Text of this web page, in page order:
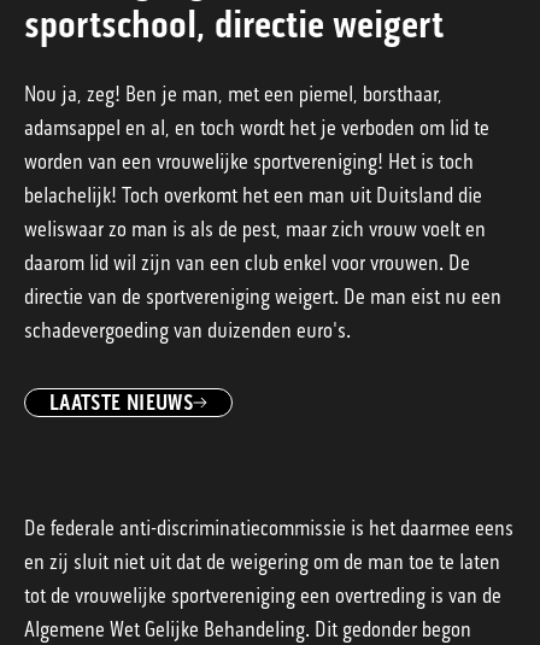
sportschool, directie weigert
Nou ja, zeg! Ben je man, met een piemel, borsthaar,
adamsappel en al, en toch wordt het je verboden om lid te
worden van een vrouwelijke sportvereniging! Het is toch
belachelijk! Toch overkomt het een man uit Duitsland die
weliswaar zo man is als de pest, maar zich vrouw voelt en
daarom lid wil zijn van een club enkel voor vrouwen. De
directie van de sportvereniging weigert. De man eist nu een
schadevergoeding van duizenden euro's.
LAATSTE NIEUWS
De federale anti-discriminatiecommissie is het daarmee eens
en zij sluit niet uit dat de weigering om de man toe te laten
tot de vrouwelijke sportvereniging een overtreding is van de
Algemene Wet Gelijke Behandeling. Dit gedonder begon